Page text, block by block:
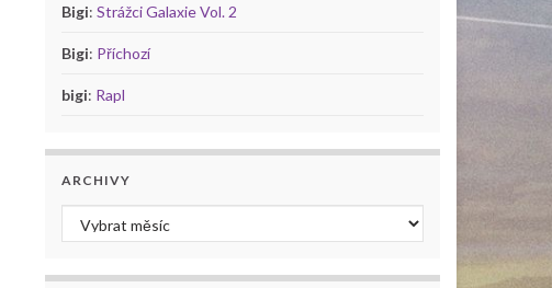
Bigi: Strážci Galaxie Vol. 2
Bigi: Příchozí
bigi: Rapl
ARCHIVY
Archivy